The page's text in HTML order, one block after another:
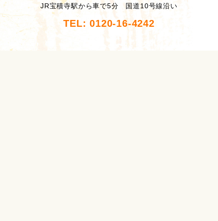
JR宝積寺駅から車で5分 国道10号線沿い
TEL: 0120-16-4242